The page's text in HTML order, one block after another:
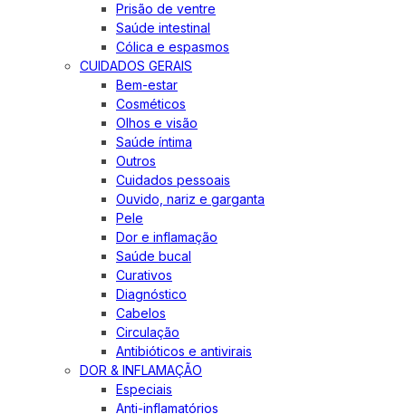
Prisão de ventre
Saúde intestinal
Cólica e espasmos
CUIDADOS GERAIS
Bem-estar
Cosméticos
Olhos e visão
Saúde íntima
Outros
Cuidados pessoais
Ouvido, nariz e garganta
Pele
Dor e inflamação
Saúde bucal
Curativos
Diagnóstico
Cabelos
Circulação
Antibióticos e antivirais
DOR & INFLAMAÇÃO
Especiais
Anti-inflamatórios